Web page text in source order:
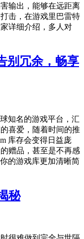
输出，能够在远距离
击，在游戏里巴雷特
详细介绍，多人对
别冗余，畅享
知名的游戏平台，汇
喜爱，随着时间的推
库存会变得日益庞
赠品，甚至是不再感
的游戏库更加清晰简
秘